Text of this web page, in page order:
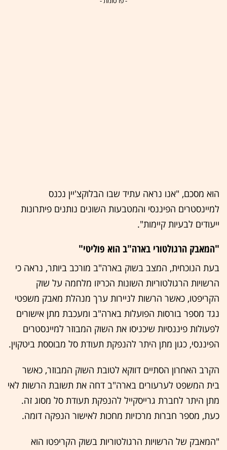
הוא מסכם, "אנו נראה עתיד שבו הבלוקצ'יין נכנס
למיינסטרים הפיננסי והמטבעות השונים נותנים פיתרונות
ייעודים לבעיות קיימות".
"המאבק הרגולטורי בארה"ב הוא פוליטי"
בעת הנוכחית, המצב בשוק בארה"ב מורכב ביותר, נראה כי
הרשויות הרגולטוריות השונות הכריזו מלחמה על שוק
הקריפטו, כאשר הרשות לניירות ערך מנהלת מאבק משפטי
נגד מספר בורסות הפועלות בארה"ב ומעכבת מתן אישורים
לפעולות פיננסיות שיכניסו את השוק המבוזר למיינסטרים
הפיננסי, כגון מתן היתר להנפקת תעודת סל מבוססת ביטקוין.
הקרב האחרון הסתיים דווקא לטובת השוק המבוזר, כאשר
בית המשפט לערעורים בארה"ב דחה את תשובת הרשות לאי
מתן היתר לחברת גרייסקייל להנפקת תעודת סל מסוג זה.
כעת, מספר חברות מרכזיות מחכות לאישור הנפקה דומה.
"המאבק של הרשויות הרגולטוריות בשוק הקריפטו הוא